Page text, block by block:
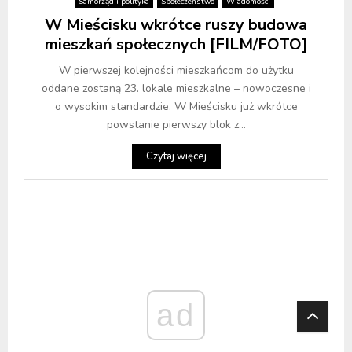
W Mieścisku wkrótce ruszy budowa
mieszkań społecznych [FILM/FOTO]
W pierwszej kolejności mieszkańcom do użytku
oddane zostaną 23. lokale mieszkalne – nowoczesne i
o wysokim standardzie. W Mieścisku już wkrótce
powstanie pierwszy blok z...
Czytaj więcej
ad